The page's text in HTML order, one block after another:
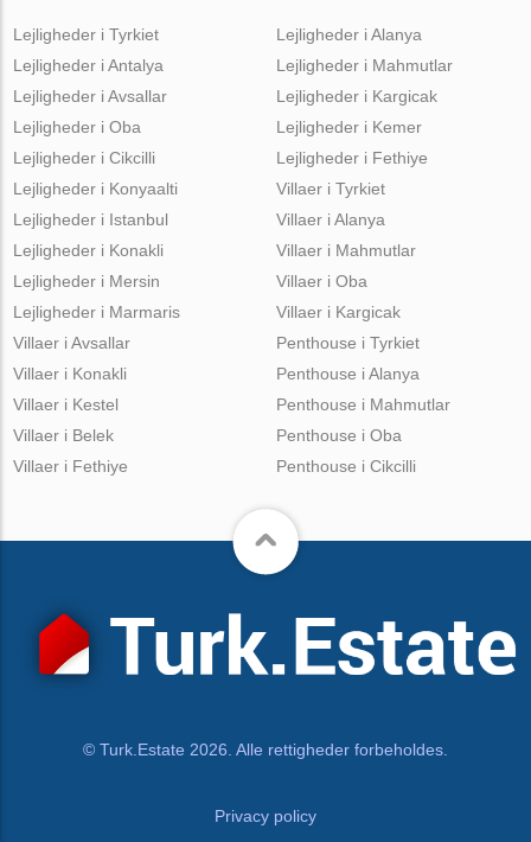
Lejligheder i Tyrkiet
Lejligheder i Antalya
Lejligheder i Avsallar
Lejligheder i Oba
Lejligheder i Cikcilli
Lejligheder i Alanya
Lejligheder i Mahmutlar
Lejligheder i Kargicak
Lejligheder i Kemer
Lejligheder i Fethiye
Lejligheder i Konyaalti
Lejligheder i Istanbul
Lejligheder i Konakli
Lejligheder i Mersin
Lejligheder i Marmaris
Villaer i Tyrkiet
Villaer i Alanya
Villaer i Mahmutlar
Villaer i Oba
Villaer i Kargicak
Villaer i Avsallar
Villaer i Konakli
Villaer i Kestel
Villaer i Belek
Villaer i Fethiye
Penthouse i Tyrkiet
Penthouse i Alanya
Penthouse i Mahmutlar
Penthouse i Oba
Penthouse i Cikcilli
© Turk.Estate 2026. Alle rettigheder forbeholdes.
Privacy policy